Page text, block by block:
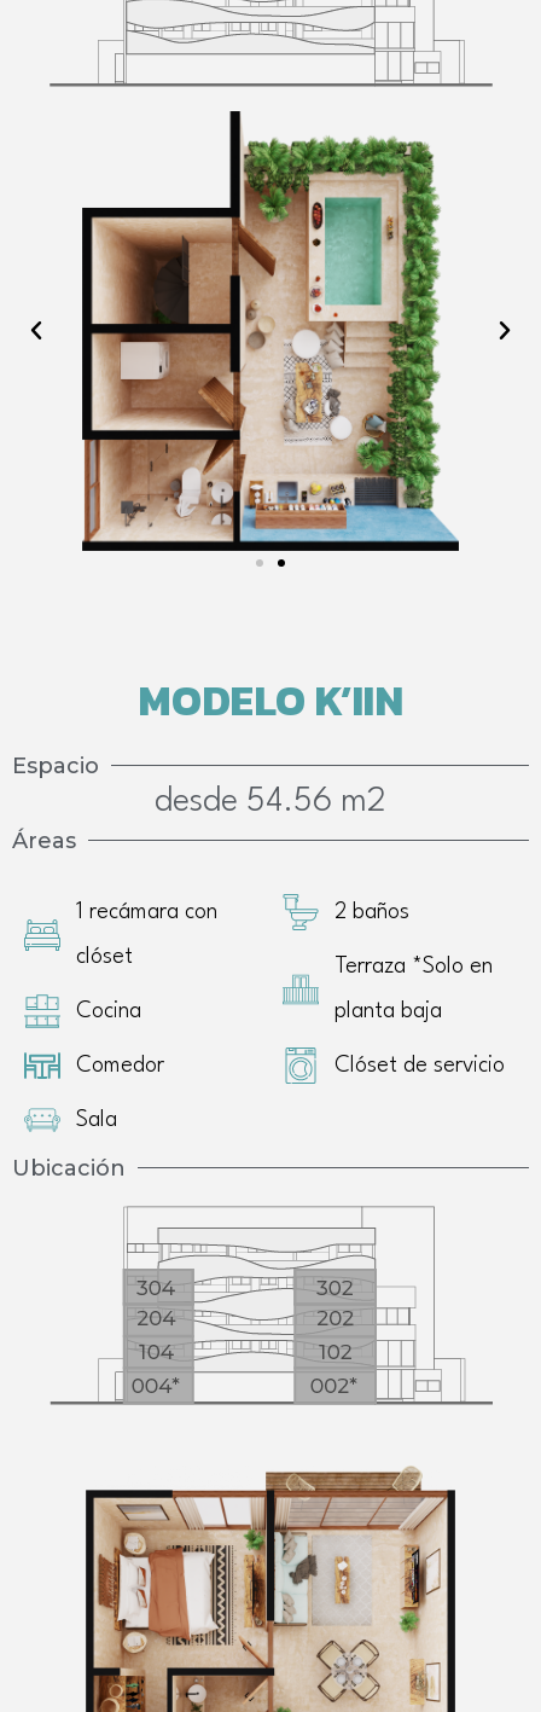
MODELO K’IIN
Espacio
desde 54.56 m2
Áreas
1 recámara con
clóset
Cocina
Comedor
Sala
2 baños
Terraza *Solo en
planta baja
Clóset de servicio
Ubicación